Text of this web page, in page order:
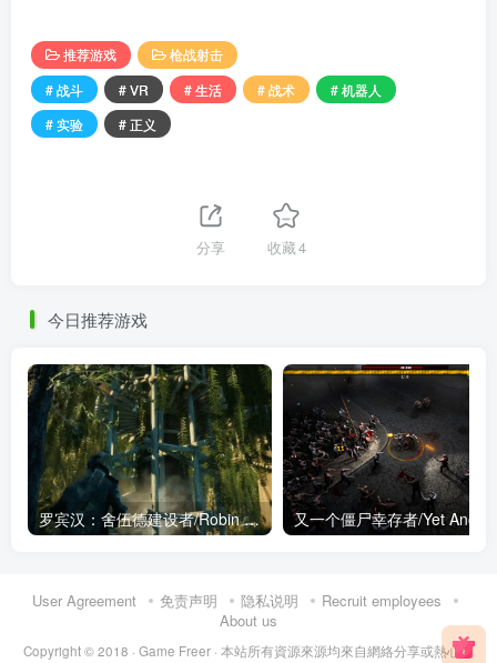
推荐游戏
枪战射击
# 战斗
# VR # 生活 # 战术
# 机器人
# 实验
# 正义
分享 收藏4
今日推荐游戏
罗宾汉：舍伍德建设者/Robin Hood – Builders Of Sherwood
User Agreement 免责声明 隐私说明
Recruit employees
About us
Copyright © 2018 · Game Freer · 本站所有資源來源均來自網絡分享或熱心網